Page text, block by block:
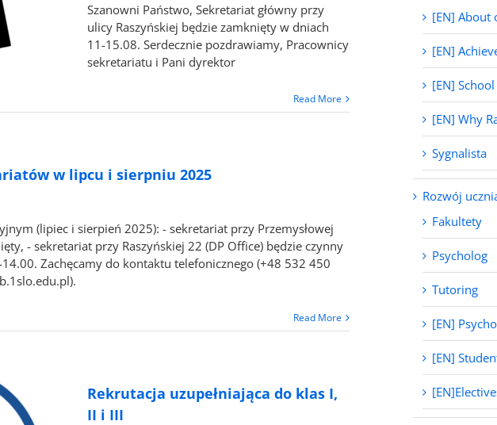
Szanowni Państwo, Sekretariat główny przy
ulicy Raszyńskiej będzie zamknięty w dniach
11-15.08. Serdecznie pozdrawiamy, Pracownicy
sekretariatu i Pani dyrektor
Read More
w lipcu i sierpniu 2025
(lipiec i sierpień 2025): - sekretariat przy Przemysłowej
- sekretariat przy Raszyńskiej 22 (DP Office) będzie czynny
Zachęcamy do kontaktu telefonicznego (+48 532 450
Read More
Rekrutacja uzupełniająca do klas I,
II i III
[EN] About
[EN]
[EN]
[EN] Why
Sygnalista
Rozwój
Fakultety
Psycholog
Tutoring
[EN]
[EN]